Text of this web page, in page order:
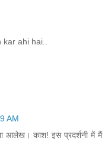
ahi hai..
AM
आलेख। काश! इस प्रदर्शनी में मैं